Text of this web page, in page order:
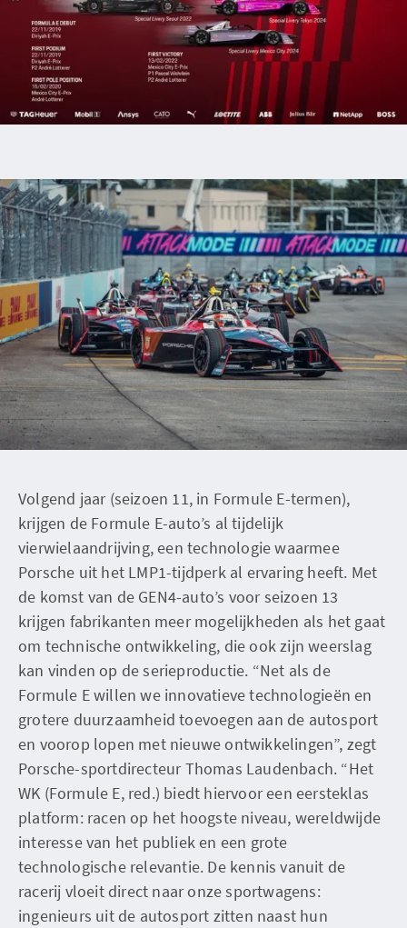
Volgend jaar (seizoen 11, in Formule E-termen),
krijgen de Formule E-auto’s al tijdelijk
vierwielaandrijving, een technologie waarmee
Porsche uit het LMP1-tijdperk al ervaring heeft. Met
de komst van de GEN4-auto’s voor seizoen 13
krijgen fabrikanten meer mogelijkheden als het gaat
om technische ontwikkeling, die ook zijn weerslag
kan vinden op de serieproductie. “Net als de
Formule E willen we innovatieve technologieën en
grotere duurzaamheid toevoegen aan de autosport
en voorop lopen met nieuwe ontwikkelingen”, zegt
Porsche-sportdirecteur Thomas Laudenbach. “Het
WK (Formule E, red.) biedt hiervoor een eersteklas
platform: racen op het hoogste niveau, wereldwijde
interesse van het publiek en een grote
technologische relevantie. De kennis vanuit de
racerij vloeit direct naar onze sportwagens:
ingenieurs uit de autosport zitten naast hun